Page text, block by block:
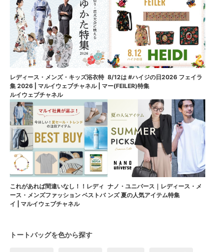
レディース・メンズ・キッズ浴衣特
集 2026 | マルイウェブチャネル | マ
ルイウェブチャネル
8/12は #ハイジの日2026 フェイラ
ー(FEILER)特集
これがあれば間違いなし！！レディ
ース・メンズファッション ベストバ
イ | マルイウェブチャネル
ナノ・ユニバース｜レディース・メ
ンズ 夏の人気アイテム特集
トートバッグを色から探す